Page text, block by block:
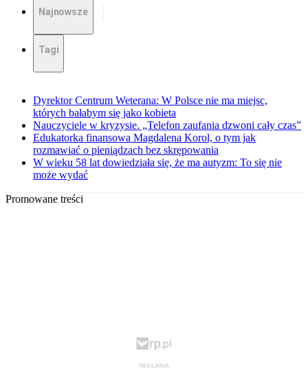
Najnowsze
Tagi
Dyrektor Centrum Weterana: W Polsce nie ma miejsc,
których bałabym się jako kobieta
Nauczyciele w kryzysie. „Telefon zaufania dzwoni cały czas”
Edukatorka finansowa Magdalena Korol, o tym jak
rozmawiać o pieniądzach bez skrępowania
W wieku 58 lat dowiedziała się, że ma autyzm: To się nie
może wydać
Promowane treści